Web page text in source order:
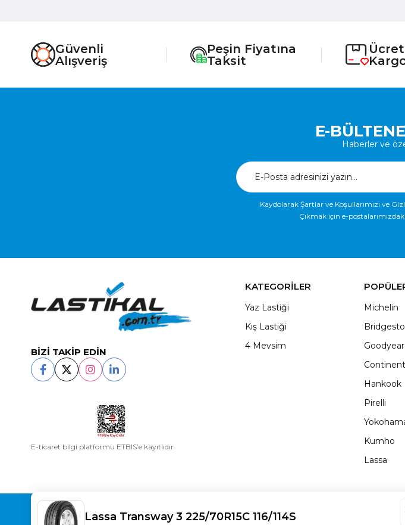
Güvenli
Alışveriş
Peşin Fiyatına
Taksit
E-
Haberler ve
Kaydolarak Şartlar ve Koşullarımızı ve
Çıkmak için e-
BİZİ TAKİP EDİN
E-ticaret bilgi platformu ETBIS’e kayıtlıdır
KATEGORİLER
Yaz Lastiği
Kış Lastiği
4 Mevsim
Michelin
Goodyear
Hankook
Pirelli
Kumho
Lassa
Copyright© 2025 LASTİKAL All rights reserved.
Lassa Transway 3 225/70R15C 116/114S